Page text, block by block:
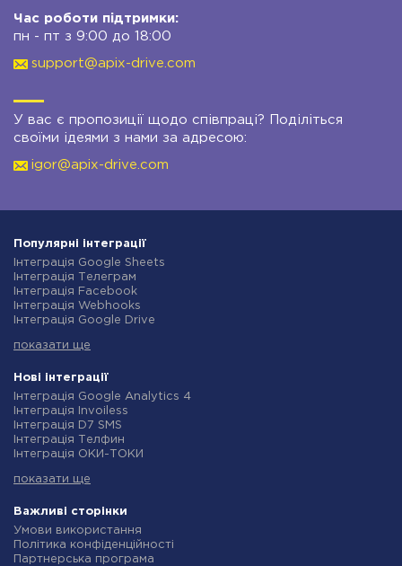
Час роботи підтримки:
пн - пт з 9:00 до 18:00
support@apix-drive.com
У вас є пропозиції щодо співпраці? Поділіться
своїми ідеями з нами за адресою:
igor@apix-drive.com
Популярні інтеграції
Інтеграція Google Sheets
Інтеграція Телеграм
Інтеграція Facebook
Інтеграція Webhooks
Інтеграція Google Drive
Інтеграція Gmail
Інтеграція Rozetka
Інтеграція OpenAI (ChatGPT)
Інтеграція Binotel
Інтеграція Prom
Інтеграція Приват24
Інтеграція OLX
Інтеграція SendPulse
Інтеграція Stream Telecom
Інтеграція Google Analytics
Інтеграція Creatio
показати ще
Нові інтеграції
Інтеграція Google Analytics 4
Інтеграція Invoiless
Інтеграція D7 SMS
Інтеграція Телфин
Інтеграція ОКИ-ТОКИ
Інтеграція Microsoft Dynamics 365
Інтеграція TxtSync
Інтеграція Wire2Air
Інтеграція Corezoid
Інтеграція Infobip
показати ще
Важливі сторінки
Умови використання
Політика конфіденційності
Партнерська програма